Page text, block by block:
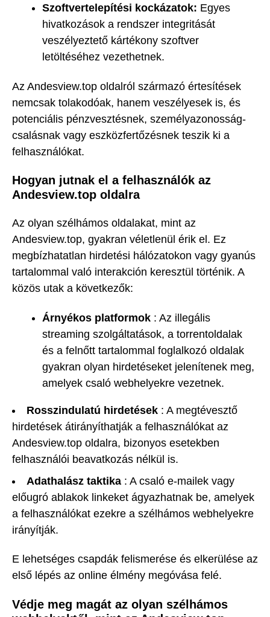
Szoftvertelepítési kockázatok: Egyes
hivatkozások a rendszer integritását
veszélyeztető kártékony szoftver
letöltéséhez vezethetnek.
Az Andesview.top oldalról származó értesítések
nemcsak tolakodóak, hanem veszélyesek is, és
potenciális pénzvesztésnek, személyazonosság-
csalásnak vagy eszközfertőzésnek teszik ki a
felhasználókat.
Hogyan jutnak el a felhasználók az
Andesview.top oldalra
Az olyan szélhámos oldalakat, mint az
Andesview.top, gyakran véletlenül érik el. Ez
megbízhatatlan hirdetési hálózatokon vagy gyanús
tartalommal való interakción keresztül történik. A
közös utak a következők:
Árnyékos platformok : Az illegális
streaming szolgáltatások, a torrentoldalak
és a felnőtt tartalommal foglalkozó oldalak
gyakran olyan hirdetéseket jelenítenek meg,
amelyek csaló webhelyekre vezetnek.
Rosszindulatú hirdetések : A megtévesztő
hirdetések átirányíthatják a felhasználókat az
Andesview.top oldalra, bizonyos esetekben
felhasználói beavatkozás nélkül is.
Adathalász taktika : A csaló e-mailek vagy
előugró ablakok linkeket ágyazhatnak be, amelyek
a felhasználókat ezekre a szélhámos webhelyekre
irányítják.
E lehetséges csapdák felismerése és elkerülése az
első lépés az online élmény megóvása felé.
Védje meg magát az olyan szélhámos